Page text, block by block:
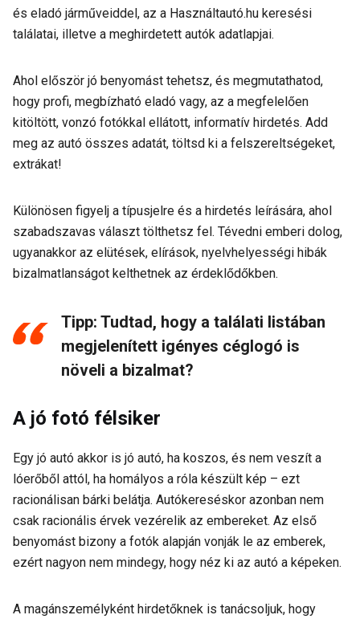
és eladó járműveiddel, az a Használtautó.hu keresési
találatai, illetve a meghirdetett autók adatlapjai.
Ahol először jó benyomást tehetsz, és megmutathatod,
hogy profi, megbízható eladó vagy, az a megfelelően
kitöltött, vonzó fotókkal ellátott, informatív hirdetés. Add
meg az autó összes adatát, töltsd ki a felszereltségeket,
extrákat!
Különösen figyelj a típusjelre és a hirdetés leírására, ahol
szabadszavas választ tölthetsz fel. Tévedni emberi dolog,
ugyanakkor az elütések, elírások, nyelvhelyességi hibák
bizalmatlanságot kelthetnek az érdeklődőkben.
Tipp: Tudtad, hogy a találati listában
megjelenített igényes céglogó is
növeli a bizalmat?
A jó fotó félsiker
Egy jó autó akkor is jó autó, ha koszos, és nem veszít a
lóerőből attól, ha homályos a róla készült kép – ezt
racionálisan bárki belátja. Autókereséskor azonban nem
csak racionális érvek vezérelik az embereket. Az első
benyomást bizony a fotók alapján vonják le az emberek,
ezért nagyon nem mindegy, hogy néz ki az autó a képeken.
A magánszemélyként hirdetőknek is tanácsoljuk, hogy